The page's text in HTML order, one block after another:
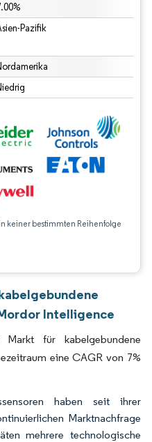
Pazifik
keiner bestimmten Reihenfolge
Intelligence
für kabelgebundene
eine CAGR von 7%
haben seit ihrer
Marktnachfrage
mehrere technologische